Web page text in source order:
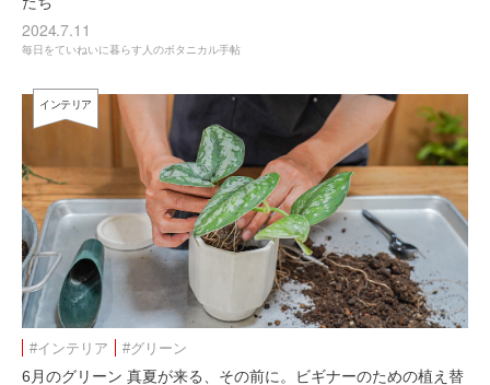
2024.7.11
毎日をていねいに暮らす人のボタニカル手帖
インテリア
#インテリア #グリーン
6月のグリーン 真夏が来る、その前に。ビギナーのための植え替